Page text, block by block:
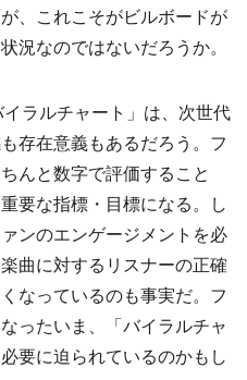
、これこそがビルボードが
況なのではないだろうか。
ラルチャート」は、次世代
存在意義もあるだろう。フ
んと数字で評価すること
要な指標・目標になる。し
ンのエンゲージメントを必
曲に対するリスナーの正確
なっているのも事実だ。フ
ったいま、「バイラルチャ
要に迫られているのかもし